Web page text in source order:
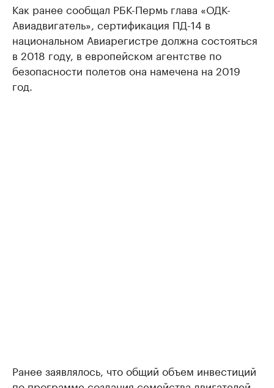
Как ранее сообщал РБК-Пермь глава «ОДК-
Авиадвигатель», сертификация ПД-14 в
национальном Авиарегистре должна состояться
в 2018 году, в европейском агентстве по
безопасности полетов она намечена на 2019
год.
Ранее заявлялось, что общий объем инвестиций